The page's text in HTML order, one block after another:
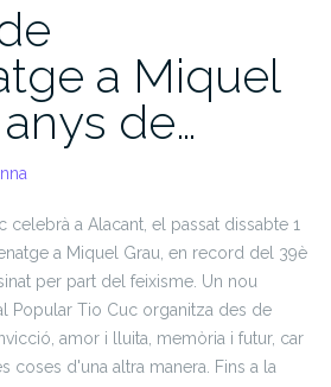
a Miquel
de…
celebrà a Alacant, el passat dissabte 1
a Miquel Grau, en record del 39è
per part del feixisme. Un nou
Popular Tio Cuc organitza des de
amor i lluita, memòria i futur, car
coses d'una altra manera.
Fins a la